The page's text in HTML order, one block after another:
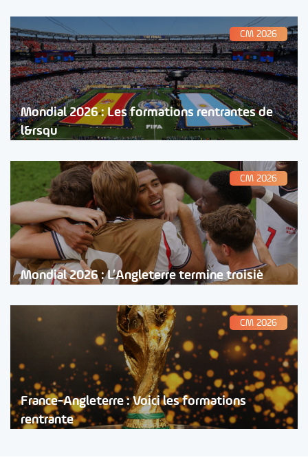
CM 2026
Mondial 2026 : Les formations rentrantes de
l&rsqu
CM 2026
Mondial 2026 : L’Angleterre termine troisiè
CM 2026
France-Angleterre : Voici les formations
rentrante